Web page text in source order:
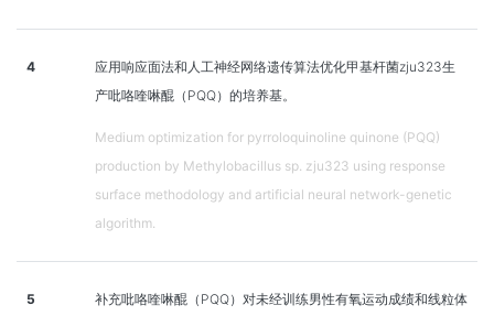
4
应用响应面法和人工神经网络遗传算法优化甲基杆菌zju323生
产吡咯喹啉醌（PQQ）的培养基。
Medium optimization for pyrroloquinoline quinone (PQQ)
production by Methylobacillus sp. zju323 using response
surface methodology and artificial neural network-genetic
algorithm.
5
补充吡咯喹啉醌（PQQ）对未经训练男性有氧运动成绩和线粒体